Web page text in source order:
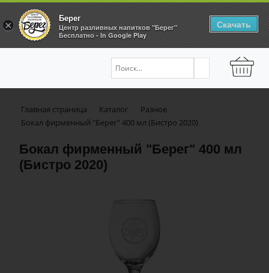
Главная страница Каталог
Разное
Бокал фирменный "Берег" 400 мл (Бистро 2020)
Бокал фирменный "Берег" 400 мл
(Бистро 2020)
×
Берег
Центр разливных напитков "Берег"
Бесплатно - In Google Play
Скачать